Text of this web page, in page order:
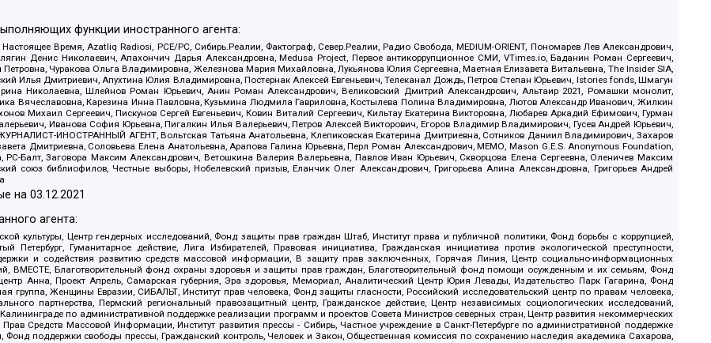
функции иностранного агента:
Время, Azatliq Radiosi, PCE/PC, Сибирь.Реалии, Фактограф, Север.Реалии, Радио Свобода, MEDIUM-ORIENT, Пономарев Лев Александрович,
Денис Николаевич, Апахончич Дарья Александровна, Medusa Project, Первое антикоррупционное СМИ, VTimes.io, Баданин Роман Сергеевич,
Чуракова Ольга Владимировна, Железнова Мария Михайловна, Лукьянова Юлия Сергеевна, Маетная Елизавета Витальевна, The Insider SIA,
Илья Дмитриевич, Апухтина Юлия Владимировна, Постернак Алексей Евгеньевич, Телеканал Дождь, Петров Степан Юрьевич, Istories fonds, Шмагун
Николаевна, Шлейнов Роман Юрьевич, Анин Роман Александрович, Великовский Дмитрий Александрович, Альтаир 2021, Ромашки монолит,
Вячеславовна, Карезина Инна Павловна, Кузьмина Людмила Гавриловна, Костылева Полина Владимировна, Лютов Александр Иванович, Жилкин
Михаил Сергеевич, Пискунов Сергей Евгеньевич, Ковин Виталий Сергеевич, Кильтау Екатерина Викторовна, Любарев Аркадий Ефимович, Гурман
Иванова София Юрьевна, Пигалкин Илья Валерьевич, Петров Алексей Викторович, Егоров Владимир Владимирович, Гусев Андрей Юрьевич,
ИНОСТРАННЫЙ АГЕНТ, Вольтская Татьяна Анатольевна, Клепиковская Екатерина Дмитриевна, Сотников Даниил Владимирович, Захаров
Дмитриевна, Соловьева Елена Анатольевна, Арапова Галина Юрьевна, Перл Роман Александрович, МЕМО, Mason G.E.S. Anonymous Foundation,
Балт, Заговора Максим Александрович, Ветошкина Валерия Валерьевна, Павлов Иван Юрьевич, Скворцова Елена Сергеевна, Оленичев Максим
союз библиофилов, Честные выборы, Нобелевский призыв, Еланчик Олег Александрович, Григорьева Алина Александровна, Григорьев Андрей
на03.12.2021
агента:
культуры, Центр гендерных исследований, Фонд защиты прав граждан Штаб, Институт права и публичной политики, Фонд борьбы с коррупцией,
Гуманитарное действие, Лига Избирателей, Правовая инициатива, Гражданская инициатива против экологической преступности,
и содействия развитию средств массовой информации, В защиту прав заключенных, Горячая Линия, Центр социально-информационных
ВМЕСТЕ, Благотворительный фонд охраны здоровья и защиты прав граждан, Благотворительный фонд помощи осужденным и их семьям, Фонд
Анна, Проект Апрель, Самарская губерния, Эра здоровья, Мемориал, Аналитический Центр Юрия Левады, Издательство Парк Гагарина, Фонд
группа, Женщины Евразии, СИБАЛЬТ, Институт прав человека, Фонд защиты гласности, Российский исследовательский центр по правам человека,
партнерства, Пермский региональный правозащитный центр, Гражданское действие, Центр независимых социологических исследований,
по административной поддержке реализации программ и проектов Совета Министров северных стран, Центр развития некоммерческих
Средств Массовой Информации, Институт развития прессы - Сибирь, Частное учреждение в Санкт-Петербурге по административной поддержке
поддержки свободы прессы, Гражданский контроль, Человек и Закон, Общественная комиссия по сохранению наследия академика Сахарова,